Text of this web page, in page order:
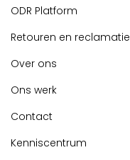
ODR Platform
Retouren en reclamatie
Over ons
Ons werk
Contact
Kenniscentrum